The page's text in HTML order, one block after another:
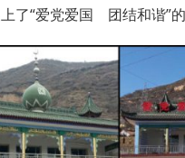
了“爱党爱国 团结和谐”的